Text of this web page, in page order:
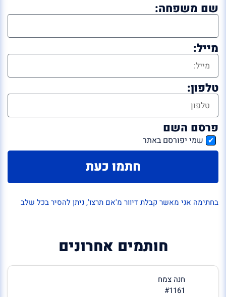
שם משפחה:
מייל:
טלפון:
פרסם השם
שמי יפורסם באתר
חתמו כעת
בחתימה אני מאשר קבלת דיוור מ'אם תרצו', ניתן להסיר בכל שלב
חותמים אחרונים
חנה צמח
#1161